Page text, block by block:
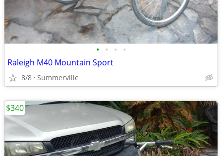
• • • •
Raleigh M40 Mountain Sport
8/8 Summerville
$340